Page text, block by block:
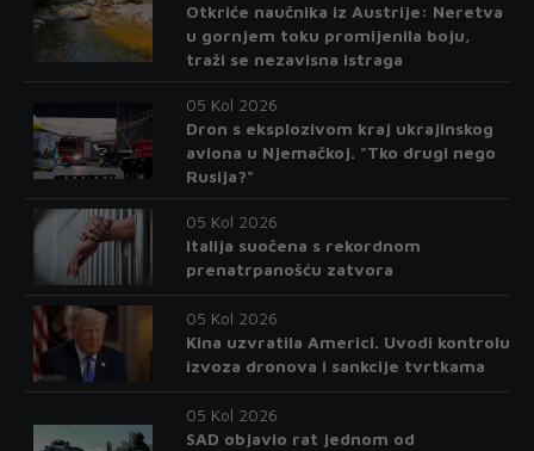
Otkriće naučnika iz Austrije: Neretva
u gornjem toku promijenila boju,
traži se nezavisna istraga
05 Kol 2026
Dron s eksplozivom kraj ukrajinskog
aviona u Njemačkoj. "Tko drugi nego
Rusija?"
05 Kol 2026
Italija suočena s rekordnom
prenatrpanošću zatvora
05 Kol 2026
Kina uzvratila Americi. Uvodi kontrolu
izvoza dronova i sankcije tvrtkama
05 Kol 2026
SAD objavio rat jednom od